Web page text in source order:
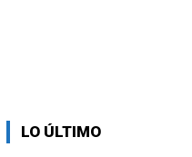
LO ÚLTIMO